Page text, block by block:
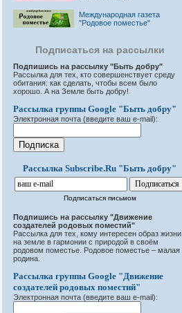
Международная газета
"Родовое поместье"
Подписаться на рассылки
Подпишись на рассылку "Быть добру"
Рассылка для тех, кто совершенствует среду
обитания: как сделать, чтобы всем было
хорошо. А на Земле быть добру!
Рассылка группы Google "Быть добру"
Электронная почта (введите ваш e-mail):
Рассылка Subscribe.Ru "Быть добру"
Подписаться письмом
Подпишись на рассылку "Движение
создателей родовых поместий"
Рассылка для тех, кому интересен образ жизни
на земле в гармонии с природой в своём
родовом поместье. Родовое поместье – малая
родина.
Рассылка группы Google "Движение
создателей родовых поместий"
Электронная почта (введите ваш e-mail):